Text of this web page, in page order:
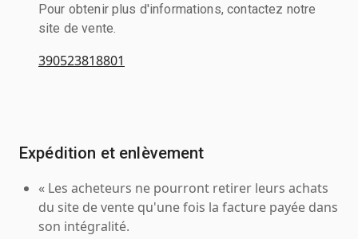
Pour obtenir plus d'informations, contactez notre
site de vente.
390523818801
Expédition et enlèvement
« Les acheteurs ne pourront retirer leurs achats
du site de vente qu'une fois la facture payée dans
son intégralité.